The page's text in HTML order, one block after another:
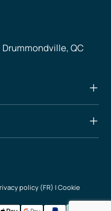
QC
policy (FR) | Cookie